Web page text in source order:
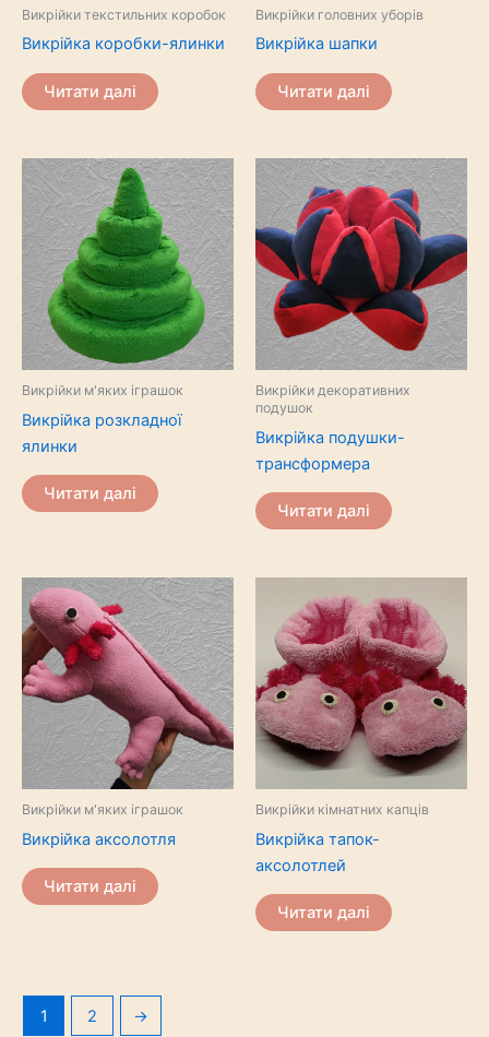
Викрійки текстильних коробок
Викрійка коробки-ялинки
Читати далі
Викрійки головних уборів
Викрійка шапки
Читати далі
Викрійки м'яких іграшок
Викрійка розкладної
ялинки
Читати далі
Викрійки декоративних
подушок
Викрійка подушки-
трансформера
Читати далі
Викрійки м'яких іграшок
Викрійка аксолотля
Читати далі
Викрійки кімнатних капців
Викрійка тапок-
аксолотлей
Читати далі
1 2 →